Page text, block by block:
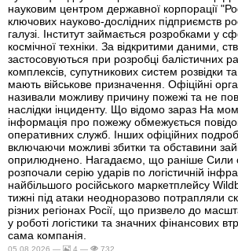
науковим центром державної корпорації
ключових науково-дослідних підприємств
галузі. Інститут займається розробками у
космічної техніки. За відкритими даними,
застосовуються при розробці балістичних
комплексів, супутникових систем розвідки
мають військове призначення. Офіційні
називали можливу причину пожежі та не
наслідки інциденту. Що відомо зараз На
інформація про пожежу обмежується
оперативних служб. Інших офіційних
включаючи можливі збитки та обставини
оприлюднено. Нагадаємо, що раніше Сили
розпочали серію ударів по логістичній
найбільшого російського маркетплейсу
тижні під атаки неодноразово потрапляли
різних регіонах Росії, що призвело до
у роботі логістики та значних фінансових
сама компанія.
05.08.2026 — 4 — 732